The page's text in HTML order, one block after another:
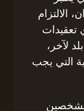
الالتزام
تعقيدات
لآخر،
التي يجب